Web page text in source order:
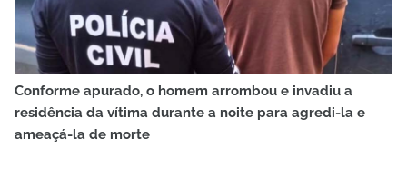
Conforme apurado, o homem arrombou e invadiu a
residência da vítima durante a noite para agredi-la e
ameaçá-la de morte